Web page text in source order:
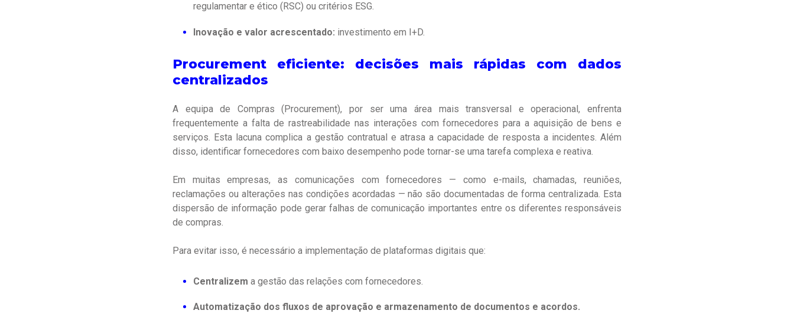
regulamentar e ético (RSC) ou critérios ESG.
Inovação e valor acrescentado: investimento em I+D.
Procurement eficiente: decisões mais rápidas com dados
centralizados
A equipa de Compras (Procurement), por ser uma área mais transversal e operacional, enfrenta
frequentemente a falta de rastreabilidade nas interações com fornecedores para a aquisição de bens e
serviços. Esta lacuna complica a gestão contratual e atrasa a capacidade de resposta a incidentes. Além
disso, identificar fornecedores com baixo desempenho pode tornar-se uma tarefa complexa e reativa.
Em muitas empresas, as comunicações com fornecedores — como e-mails, chamadas, reuniões,
reclamações ou alterações nas condições acordadas — não são documentadas de forma centralizada. Esta
dispersão de informação pode gerar falhas de comunicação importantes entre os diferentes responsáveis
de compras.
Para evitar isso, é necessário a implementação de plataformas digitais que:
Centralizem a gestão das relações com fornecedores.
Automatização dos fluxos de aprovação e armazenamento de documentos e acordos.